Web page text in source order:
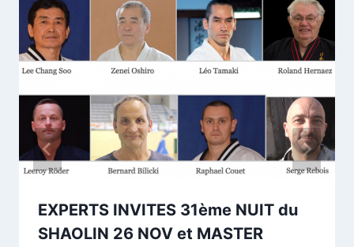
EXPERTS INVITES 31ème NUIT du
SHAOLIN 26 NOV et MASTER